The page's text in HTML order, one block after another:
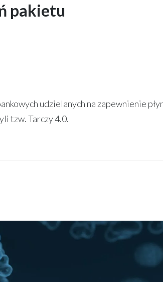
pakietu
udzielanych na zapewnienie
tzw. Tarczy 4.0.